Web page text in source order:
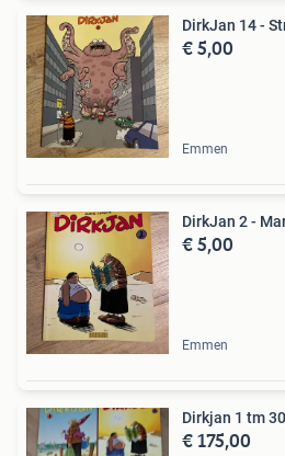
DirkJan 14 -
€ 5,00
Emmen
DirkJan 2 -
€ 5,00
Emmen
Dirkjan 1 tm 30
€ 175,00